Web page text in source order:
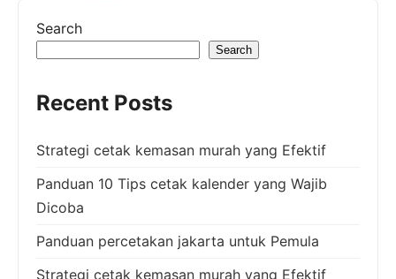
Search
Search
Recent Posts
Strategi cetak kemasan murah yang Efektif
Panduan 10 Tips cetak kalender yang Wajib
Dicoba
Panduan percetakan jakarta untuk Pemula
Strategi cetak kemasan murah yang Efektif